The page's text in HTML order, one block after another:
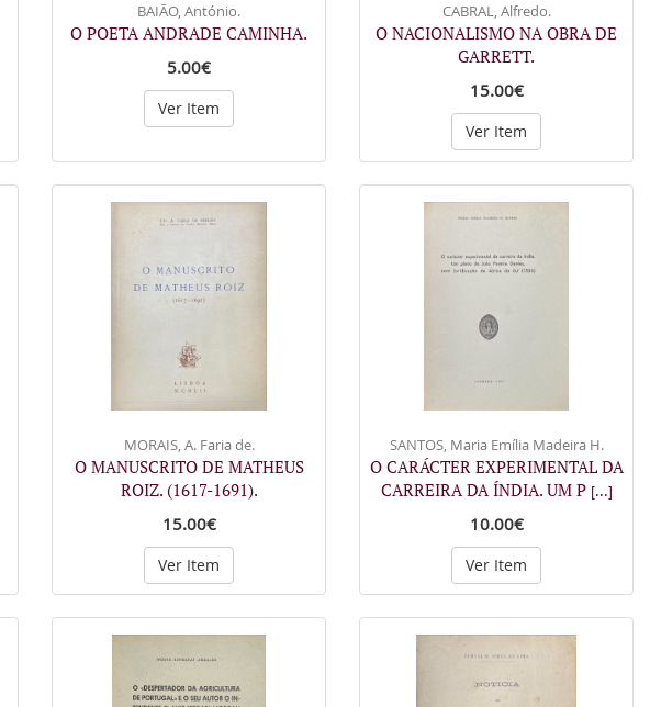
BAIÃO, António.
O POETA ANDRADE CAMINHA.
5.00€
Ver Item
CABRAL, Alfredo.
O NACIONALISMO NA OBRA DE
GARRETT.
15.00€
Ver Item
MORAIS, A. Faria de.
O MANUSCRITO DE MATHEUS
ROIZ. (1617-1691).
15.00€
Ver Item
SANTOS, Maria Emília Madeira H.
O CARÁCTER EXPERIMENTAL DA
CARREIRA DA ÍNDIA. UM P [...]
10.00€
Ver Item